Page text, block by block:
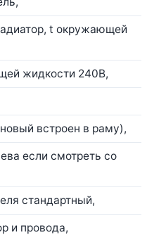
t окружающей
жидкости 240В,
встроен в раму),
если смотреть со
стандартный,
и провода,